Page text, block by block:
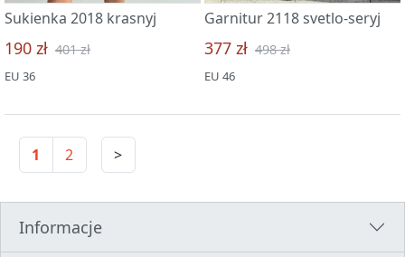
Sukienka 2018 krasnyj
190 zł 401 zł
EU 36
Garnitur 2118 svetlo-seryj
377 zł 498 zł
EU 46
1 2 >
Informacje